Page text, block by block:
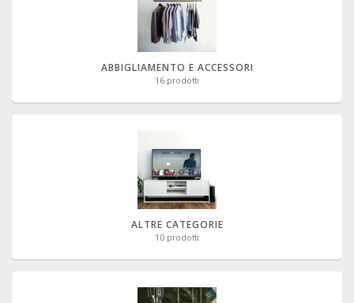
ABBIGLIAMENTO E ACCESSORI
16 prodotti
ALTRE CATEGORIE
10 prodotti